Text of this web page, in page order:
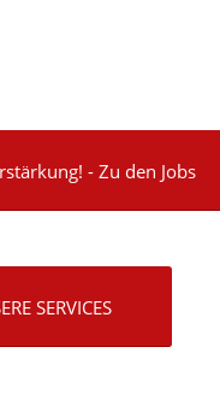
- Zu den Jobs
SERVICES